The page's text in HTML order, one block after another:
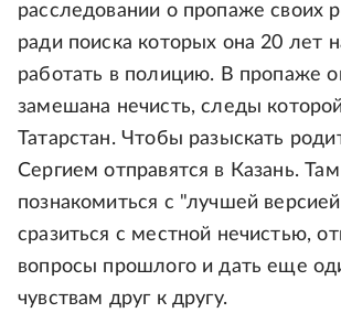
расследовании о пропаже своих
ради поиска которых она 20 лет
работать в полицию. В пропаже
замешана нечисть, следы
Татарстан. Чтобы разыскать
Сергием отправятся в Казань.
познакомиться с "лучшей
сразиться с местной нечистью,
вопросы прошлого и дать еще
чувствам друг к другу.